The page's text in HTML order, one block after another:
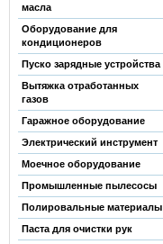
масла
Оборудование для
кондиционеров
Пуско зарядные устройства
Вытяжка отработанных
газов
Гаражное оборудование
Электрический инструмент
Моечное оборудование
Промышленные пылесосы
Полировальные материалы
Паста для очистки рук